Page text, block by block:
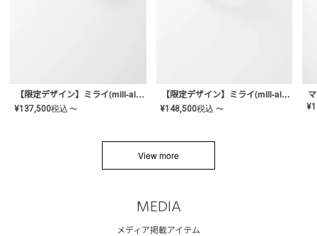
【限定デザイン】ミライ(mill-ai)リング
¥137,500税込 〜
【限定デザイン】ミライ(mill-ai)リング
¥148,500税込 〜 ¥
View more
MEDIA
メディア掲載アイテム